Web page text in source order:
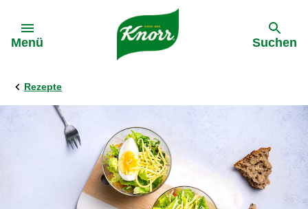
Menü Suchen
Rezepte